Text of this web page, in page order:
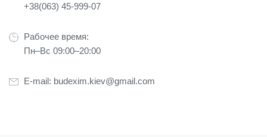
+38(063) 45-999-07
Рабочее время:
Пн–Вс 09:00–20:00
E-mail: budexim.kiev@gmail.com